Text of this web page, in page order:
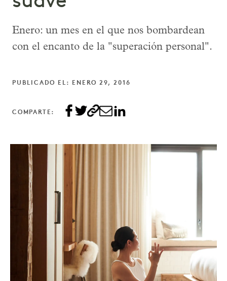
Enero: un mes en el que nos bombardean
con el encanto de la "superación personal".
PUBLICADO EL: ENERO 29, 2016
COMPARTE: